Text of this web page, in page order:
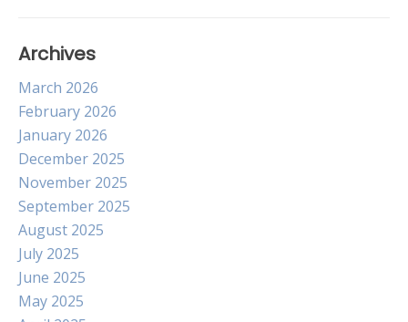
Archives
March 2026
February 2026
January 2026
December 2025
November 2025
September 2025
August 2025
July 2025
June 2025
May 2025